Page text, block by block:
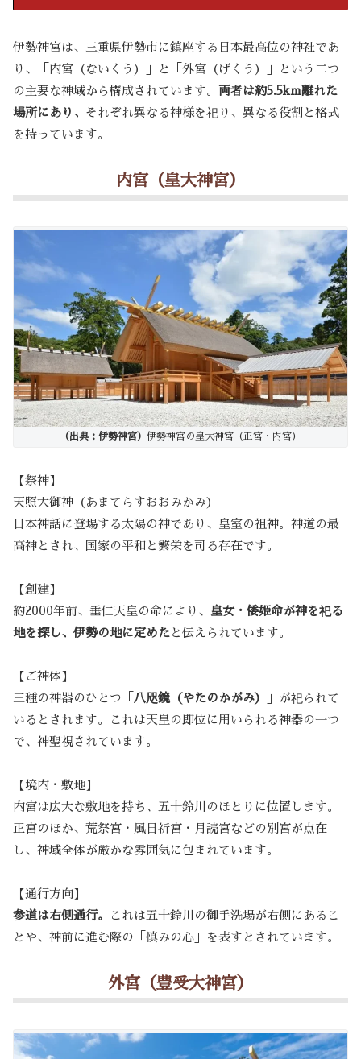
伊勢神宮は、三重県伊勢市に鎮座する日本最高位の神社であ
り、「内宮（ないくう）」と「外宮（げくう）」という二つ
の主要な神域から構成されています。 両者は約5.5km離れた
場所にあり、 それぞれ異なる神様を祀り、異なる役割と格式
を持っています。
内宮（皇大神宮）
（出典：伊勢神宮） 伊勢神宮の皇大神宮（正宮・内宮）
【祭神】
天照大御神（あまてらすおおみかみ）
日本神話に登場する太陽の神であり、皇室の祖神。神道の最
高神とされ、国家の平和と繁栄を司る存在です。
【創建】
約2000年前、垂仁天皇の命により、
皇女・倭姫命が神を祀る
地を探し、伊勢の地に定めた と伝えられています。
【ご神体】
三種の神器のひとつ「
八咫鏡（やたのかがみ）
」が祀られて
いるとされます。これは天皇の即位に用いられる神器の一つ
で、神聖視されています。
【境内・敷地】
内宮は広大な敷地を持ち、五十鈴川のほとりに位置します。
正宮のほか、荒祭宮・風日祈宮・月読宮などの別宮が点在
し、神域全体が厳かな雰囲気に包まれています。
【通行方向】
参道は右側通行。
これは五十鈴川の御手洗場が右側にあるこ
とや、神前に進む際の「慎みの心」を表すとされています。
外宮（豊受大神宮）